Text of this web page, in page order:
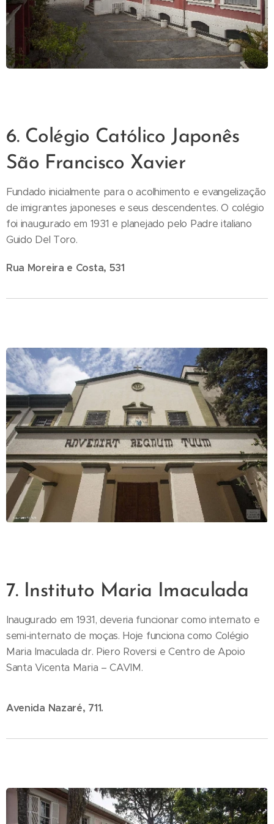
6. Colégio Católico Japonês
São Francisco Xavier
Fundado inicialmente para o acolhimento e evangelização
de imigrantes japoneses e seus descendentes. O colégio
foi inaugurado em 1931 e planejado pelo Padre italiano
Guido Del Toro.
Rua Moreira e Costa, 531
7. Instituto Maria Imaculada
Inaugurado em 1931, deveria funcionar como internato e
semi-internato de moças. Hoje funciona como Colégio
Maria Imaculada dr. Piero Roversi e Centro de Apoio
Santa Vicenta Maria – CAVIM.
Avenida Nazaré, 711.